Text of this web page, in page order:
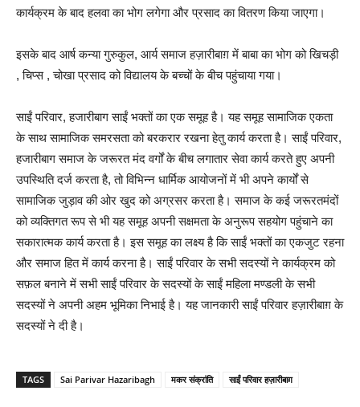
कार्यक्रम के बाद हलवा का भोग लगेगा और प्रसाद का वितरण किया जाएगा।
इसके बाद आर्ष कन्या गुरुकुल, आर्य समाज हज़ारीबाग़ में बाबा का भोग को खिचड़ी
, चिप्स , चोखा प्रसाद को विद्यालय के बच्चों के बीच पहुंचाया गया।
साईं परिवार, हजारीबाग साईं भक्तों का एक समूह है। यह समूह सामाजिक एकता
के साथ सामाजिक समरसता को बरकरार रखना हेतु कार्य करता है। साईं परिवार,
हजारीबाग समाज के जरूरत मंद वर्गों के बीच लगातार सेवा कार्य करते हुए अपनी
उपस्थिति दर्ज करता है, तो विभिन्न धार्मिक आयोजनों में भी अपने कार्यों से
सामाजिक जुड़ाव की ओर खुद को अग्रसर करता है। समाज के कई जरूरतमंदों
को व्यक्तिगत रूप से भी यह समूह अपनी सक्षमता के अनुरूप सहयोग पहुंचाने का
सकारात्मक कार्य करता है। इस समूह का लक्ष्य है कि साईं भक्तों का एकजुट रहना
और समाज हित में कार्य करना है। साईं परिवार के सभी सदस्यों ने कार्यक्रम को
सफ़ल बनाने में सभी साईं परिवार के सदस्यों के साईं महिला मण्डली के सभी
सदस्यों ने अपनी अहम भूमिका निभाई है। यह जानकारी साईं परिवार हज़ारीबाग़ के
सदस्यों ने दी है।
TAGS Sai Parivar Hazaribagh मकर संक्रांति साईं परिवार हज़ारीबाग़